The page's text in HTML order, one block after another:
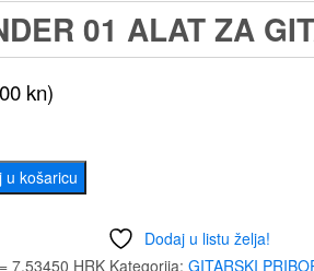
01 ALAT ZA
kn)
u košaricu
Dodaj u listu želja!
7,53450 HRK Kategorija: GITARSKI